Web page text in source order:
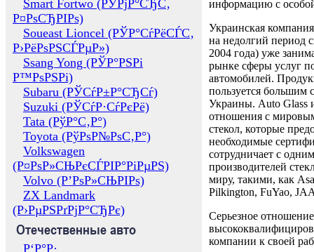
Smart Fortwo (РЎРјР°СЂС‚
Р¤РѕСЂРІРѕ)
Soueast Lioncel (РЎР°СѓРёСЃС‚
Р›РёРѕРЅСЃРµР»)
Ssang Yong (РЎР°РЅРі
Р™РѕРЅРі)
Subaru (РЎСѓР±Р°СЂСѓ)
Suzuki (РЎСѓР·СѓРєРё)
Tata (РўР°С‚Р°)
Toyota (РўРѕР№РѕС‚Р°)
Volkswagen
(Р¤РѕР»СЊРєСЃРІР°РіРµРЅ)
Volvo (Р’РѕР»СЊРІРѕ)
ZX Landmark
(Р›РµРЅРґРјР°СЂРє)
Отечественные авто
Р‘Р°Р·
информацию с
Украинская
на недолгий период
2004 года) уже
рынке сферы услуг
автомобилей.
пользуется большим
Украины. Auto Glass
отношения с
стекол, которые
необходимые
сотрудничает с
производителей
миру, такими, как
Pilkington, FuYao,
Серьезное отношение
компании к своей